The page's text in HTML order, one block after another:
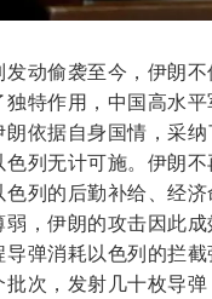
发动偷袭至今，伊朗
独特作用，中国高水
朗依据自身国情，采
色列无计可施。伊朗
色列的后勤补给、经
弱，伊朗的攻击因此
导弹消耗以色列的拦
批次，发射几十枚导